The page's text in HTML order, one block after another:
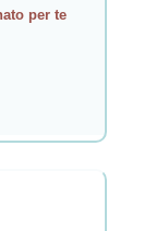
per te